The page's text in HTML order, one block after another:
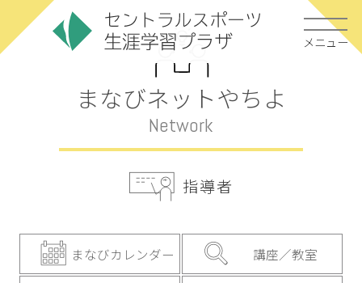
メニュー
まなびネットやちよ
Network
指導者
まなびカレンダー 講座／教室